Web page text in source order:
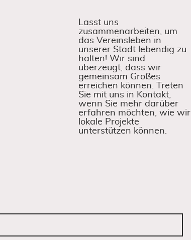
Lasst uns
zusammenarbeiten, um
das Vereinsleben in
unserer Stadt lebendig zu
halten! Wir sind
überzeugt, dass wir
gemeinsam Großes
erreichen können. Treten
Sie mit uns in Kontakt,
wenn Sie mehr darüber
erfahren möchten, wie wir
lokale Projekte
unterstützen können.